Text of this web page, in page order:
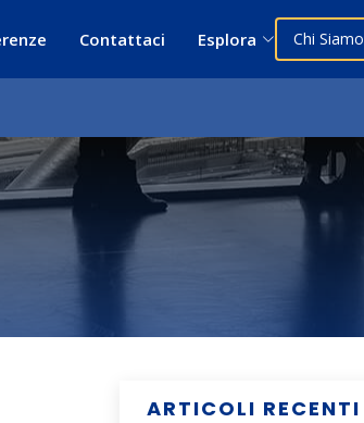
Contattaci Esplora Chi Siamo
ARTICOLI RECENTI